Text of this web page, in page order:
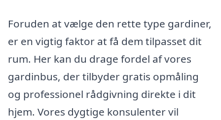
Foruden at vælge den rette type gardiner,
er en vigtig faktor at få dem tilpasset dit
rum. Her kan du drage fordel af vores
gardinbus, der tilbyder gratis opmåling
og professionel rådgivning direkte i dit
hjem. Vores dygtige konsulenter vil